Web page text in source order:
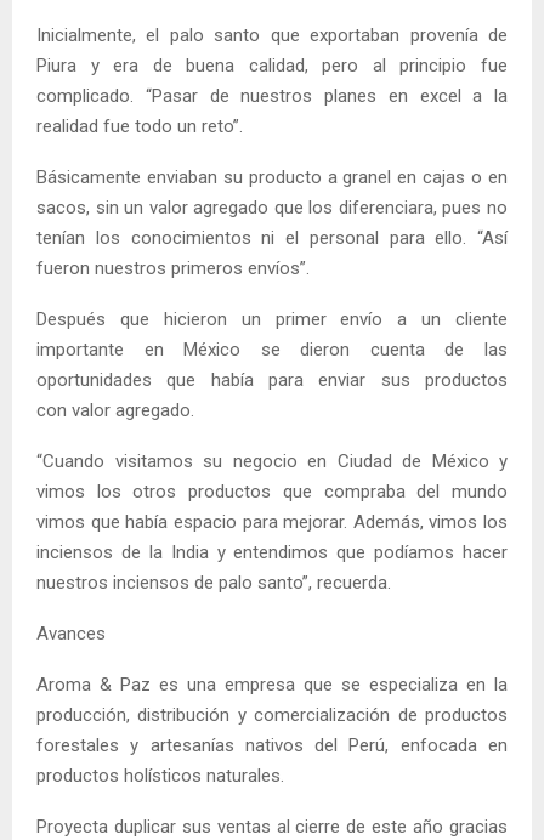
Inicialmente, el palo santo que exportaban provenía de
Piura y era de buena calidad, pero al principio fue
complicado. “Pasar de nuestros planes en excel a la
realidad fue todo un reto”.
Básicamente enviaban su producto a granel en cajas o en
sacos, sin un valor agregado que los diferenciara, pues no
tenían los conocimientos ni el personal para ello. “Así
fueron nuestros primeros envíos”.
Después que hicieron un primer envío a un cliente
importante en México se dieron cuenta de las
oportunidades que había para enviar sus productos
con valor agregado.
“Cuando visitamos su negocio en Ciudad de México y
vimos los otros productos que compraba del mundo
vimos que había espacio para mejorar. Además, vimos los
inciensos de la India y entendimos que podíamos hacer
nuestros inciensos de palo santo”, recuerda.
Avances
Aroma & Paz es una empresa que se especializa en la
producción, distribución y comercialización de productos
forestales y artesanías nativos del Perú, enfocada en
productos holísticos naturales.
Proyecta duplicar sus ventas al cierre de este año gracias